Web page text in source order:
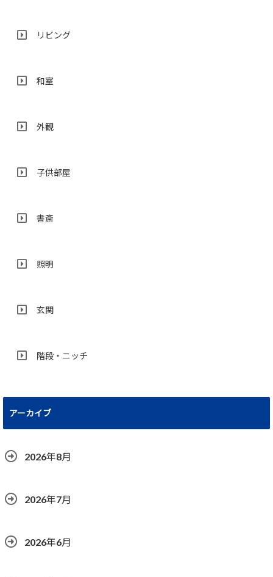
リビング
和室
外観
子供部屋
書斎
照明
玄関
階段・ニッチ
アーカイブ
2026年8月
2026年7月
2026年6月